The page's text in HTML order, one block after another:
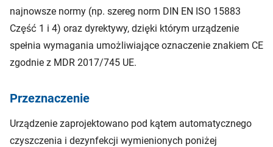
najnowsze normy (np. szereg norm DIN EN ISO 15883
Część 1 i 4) oraz dyrektywy, dzięki którym urządzenie
spełnia wymagania umożliwiające oznaczenie znakiem CE
zgodnie z MDR 2017/745 UE.
Przeznaczenie
Urządzenie zaprojektowano pod kątem automatycznego
czyszczenia i dezynfekcji wymienionych poniżej